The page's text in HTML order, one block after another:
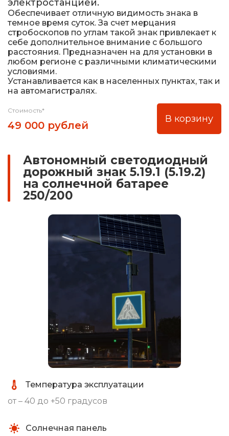
электростанцией.
Обеспечивает отличную видимость знака в
темное время суток. За счет мерцания
стробоскопов по углам такой знак привлекает к
себе дополнительное внимание с большого
расстояния. Предназначен на для установки в
любом регионе с различными климатическими
условиями.
Устанавливается как в населенных пунктах, так и
на автомагистралях.
Стоимость*
49 000 рублей
В корзину
Автономный светодиодный
дорожный знак 5.19.1 (5.19.2)
на солнечной батарее
250/200
Температура эксплуатации
от – 40 до +50 градусов
Солнечная панель